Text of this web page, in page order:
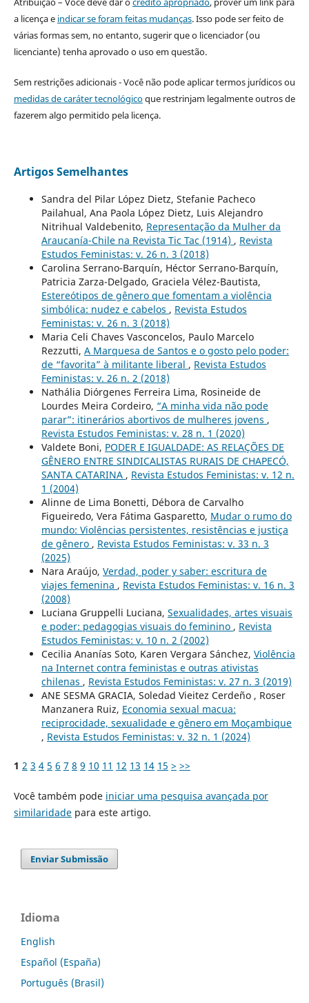
a licença e indicar se foram feitas mudanças. Isso pode ser feito de
várias formas sem, no entanto, sugerir que o licenciador (ou
licenciante) tenha aprovado o uso em questão.
Sem restrições adicionais - Você não pode aplicar termos jurídicos ou
medidas de caráter tecnológicoque restrinjam legalmente outros de
fazerem algo permitido pela licença.
Artigos Semelhantes
Sandra del Pilar López Dietz, Stefanie Pacheco
Pailahual, Ana Paola López Dietz, Luis Alejandro
Nitrihual Valdebenito, Representação da Mulher da
Araucanía-Chile na Revista Tic Tac (1914) , Revista
Estudos Feministas: v. 26 n. 3 (2018)
Carolina Serrano-Barquín, Héctor Serrano-Barquín,
Patricia Zarza-Delgado, Graciela Vélez-Bautista,
Estereótipos de gênero que fomentam a violência
simbólica: nudez e cabelos , Revista Estudos
Feministas: v. 26 n. 3 (2018)
Maria Celi Chaves Vasconcelos, Paulo Marcelo
Rezzutti, A Marquesa de Santos e o gosto pelo poder:
de “favorita” à militante liberal , Revista Estudos
Feministas: v. 26 n. 2 (2018)
Nathália Diórgenes Ferreira Lima, Rosineide de
Lourdes Meira Cordeiro, “A minha vida não pode
parar”: itinerários abortivos de mulheres jovens ,
Revista Estudos Feministas: v. 28 n. 1 (2020)
Valdete Boni, PODER E IGUALDADE: AS RELAÇÕES DE
GÊNERO ENTRE SINDICALISTAS RURAIS DE CHAPECÓ,
SANTA CATARINA , Revista Estudos Feministas: v. 12 n.
1 (2004)
Alinne de Lima Bonetti, Débora de Carvalho
Figueiredo, Vera Fátima Gasparetto, Mudar o rumo do
mundo: Violências persistentes, resistências e justiça
de gênero , Revista Estudos Feministas: v. 33 n. 3
(2025)
Nara Araújo, Verdad, poder y saber: escritura de
viajes femenina , Revista Estudos Feministas: v. 16 n. 3
(2008)
Luciana Gruppelli Luciana, Sexualidades, artes visuais
e poder: pedagogias visuais do feminino , Revista
Estudos Feministas: v. 10 n. 2 (2002)
Cecilia Ananías Soto, Karen Vergara Sánchez, Violência
na Internet contra feministas e outras ativistas
chilenas , Revista Estudos Feministas: v. 27 n. 3 (2019)
ANE SESMA GRACIA, Soledad Vieitez Cerdeño , Roser
Manzanera Ruiz, Economia sexual macua:
reciprocidade, sexualidade e gênero em Moçambique
, Revista Estudos Feministas: v. 32 n. 1 (2024)
1 2 3 4 5 6 7 8 9 10 11 12 13 14 15 > >>
Você também pode iniciar uma pesquisa avançada por
similaridadepara este artigo.
Enviar Submissão
Idioma
English
Español (España)
Português (Brasil)